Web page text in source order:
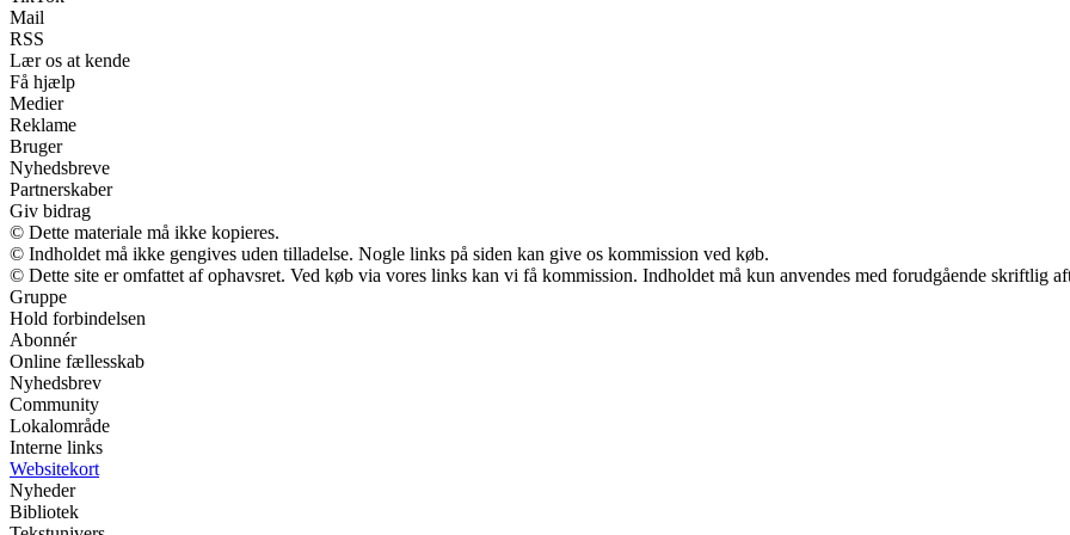
Mail
RSS
Lær os at kende
Få hjælp
Medier
Reklame
Bruger
Nyhedsbreve
Partnerskaber
Giv bidrag
© Dette materiale må ikke kopieres.
© Indholdet må ikke gengives uden tilladelse. Nogle links på siden kan give os kommission ved køb.
© Dette site er omfattet af ophavsret. Ved køb via vores links kan vi få kommission. Indholdet må kun anvendes med forudgående skriftlig
Gruppe
Hold forbindelsen
Abonnér
Online fællesskab
Nyhedsbrev
Community
Lokalområde
Interne links
Websitekort
Nyheder
Bibliotek